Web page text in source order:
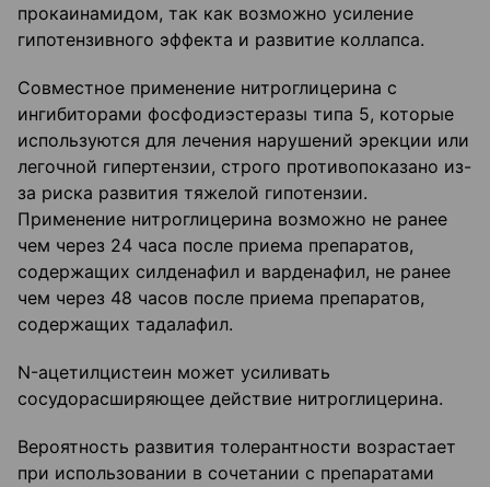
прокаинамидом, так как возможно усиление
гипотензивного эффекта и развитие коллапса.
Совместное применение нитроглицерина с
ингибиторами фосфодиэстеразы типа 5, которые
используются для лечения нарушений эрекции или
легочной гипертензии, строго противопоказано из-
за риска развития тяжелой гипотензии.
Применение нитроглицерина возможно не ранее
чем через 24 часа после приема препаратов,
содержащих силденафил и варденафил, не ранее
чем через 48 часов после приема препаратов,
содержащих тадалафил.
N-ацетилцистеин может усиливать
сосудорасширяющее действие нитроглицерина.
Вероятность развития толерантности возрастает
при использовании в сочетании с препаратами